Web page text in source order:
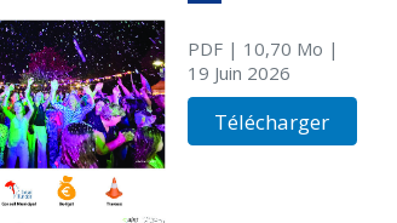
PDF| 10,70 Mo |
19 Juin 2026
Télécharger